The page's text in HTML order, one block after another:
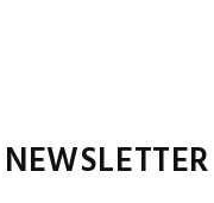
NEWSLETTER